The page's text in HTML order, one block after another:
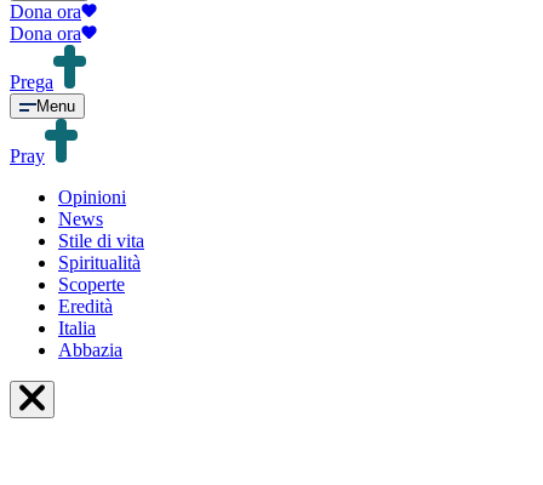
Dona ora
Dona ora
Prega
Menu
Pray
Opinioni
News
Stile di vita
Spiritualità
Scoperte
Eredità
Italia
Abbazia